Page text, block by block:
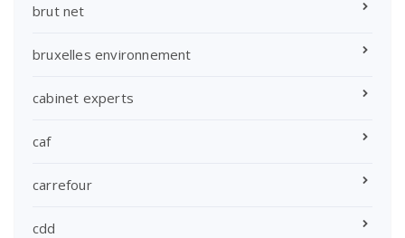
brut net
bruxelles environnement
cabinet experts
caf
carrefour
cdd